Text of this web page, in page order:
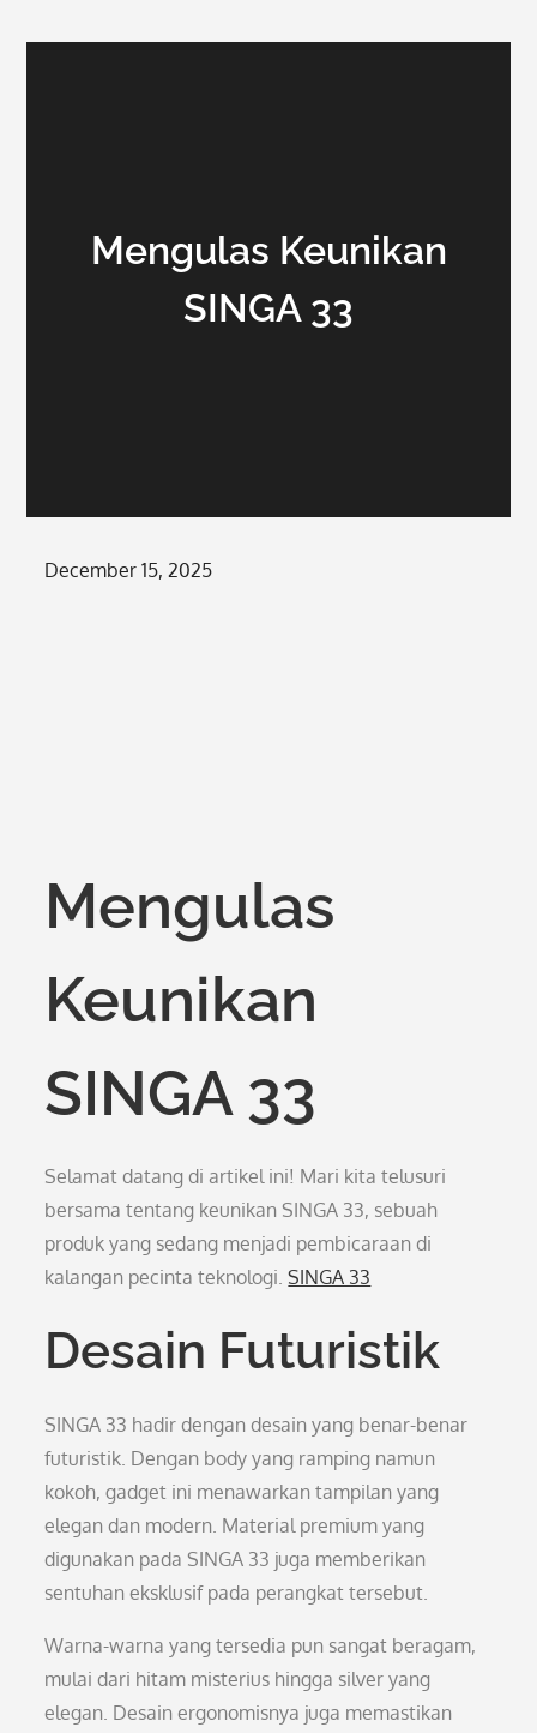
Mengulas Keunikan
SINGA 33
Posted
December 15, 2025
Mengulas
Keunikan
SINGA 33
Selamat datang di artikel ini! Mari kita telusuri
bersama tentang keunikan SINGA 33, sebuah
produk yang sedang menjadi pembicaraan di
kalangan pecinta teknologi.SINGA 33
Desain Futuristik
SINGA 33 hadir dengan desain yang benar-benar
futuristik. Dengan body yang ramping namun
kokoh, gadget ini menawarkan tampilan yang
elegan dan modern. Material premium yang
digunakan pada SINGA 33 juga memberikan
sentuhan eksklusif pada perangkat tersebut.
Warna-warna yang tersedia pun sangat beragam,
mulai dari hitam misterius hingga silver yang
elegan. Desain ergonomisnya juga memastikan